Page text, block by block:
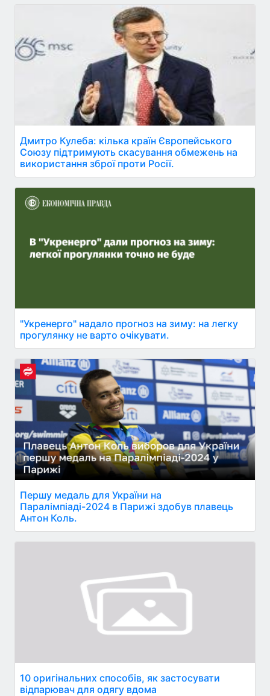
Дмитро Кулеба: кілька країн Європейського
Союзу підтримують скасування обмежень на
використання зброї проти Росії.
"Укренерго" надало прогноз на зиму: на легку
прогулянку не варто очікувати.
Першу медаль для України на
Паралімпіаді-2024 в Парижі здобув плавець
Антон Коль.
10 оригінальних способів, як застосувати
відпарювач для одягу вдома